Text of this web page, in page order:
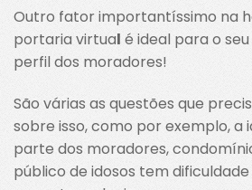
Outro fator importantíssimo na
portaria virtual é ideal para o
perfil dos moradores!
São várias as questões que
sobre isso, como por exemplo, a
parte dos moradores,
público de idosos tem